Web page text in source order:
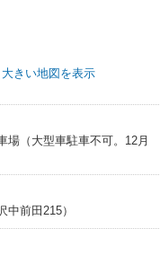
大きい地図を表示
場（大型車駐車不可。12月
前田215）